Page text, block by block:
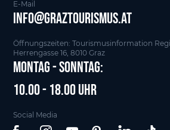
E-Mail
info@graztourismus.at
Öffnungszeiten: Tourismusinformation
Herrengasse 16, 8010 Graz
Montag - Sonntag:
10.00 - 18.00 Uhr
Social Media